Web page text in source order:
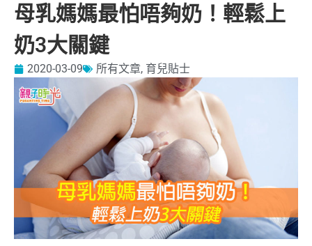
母乳媽媽最怕唔夠奶！輕鬆上
奶3大關鍵
2020-03-09 所有文章, 育兒貼士